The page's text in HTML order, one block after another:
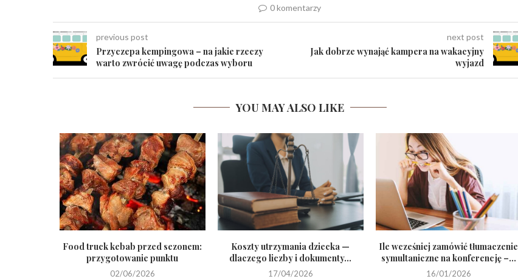
0 komentarzy
previous post
Przyczepa kempingowa – na jakie rzeczy
warto zwrócić uwagę podczas wyboru
next post
Jak dobrze wynająć kampera na wakacyjny
wyjazd
YOU MAY ALSO LIKE
Food truck kebab przed sezonem:
przygotowanie punktu
02/06/2026
Koszty utrzymania dziecka —
dlaczego liczby i dokumenty...
17/04/2026
Ile wcześniej zamówić tłumaczenie
symultaniczne na konferencję –...
16/01/2026